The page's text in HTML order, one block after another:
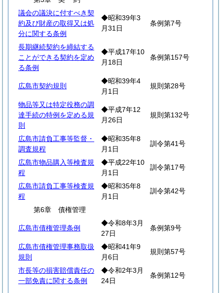
議会の議決に付すべき契
約及び財産の取得又は処
分に関する条例
◆昭和39年3
月31日
条例第7号
長期継続契約を締結する
ことができる契約を定め
る条例
◆平成17年10
月18日
条例第157号
広島市契約規則
◆昭和39年4
月1日
規則第28号
物品等又は特定役務の調
達手続の特例を定める規
則
◆平成7年12
月26日
規則第132号
広島市請負工事等監督・
調査規程
◆昭和35年8
月1日
訓令第41号
広島市物品購入等検査規
程
◆平成22年10
月1日
訓令第17号
広島市請負工事等検査規
程
◆昭和35年8
月1日
訓令第42号
第6章 債権管理
広島市債権管理条例
◆令和8年3月
27日
条例第9号
広島市債権管理事務取扱
規則
◆昭和41年9
月6日
規則第57号
市長等の損害賠償責任の
一部免責に関する条例
◆令和2年3月
24日
条例第12号